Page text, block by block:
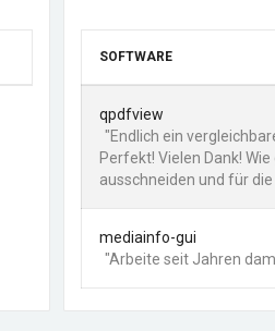
SOFTWARE
qpdfview
"Endlich ein
Perfekt! Vielen Dank!
ausschneiden und für
mediainfo-gui
"Arbeite seit Jahren